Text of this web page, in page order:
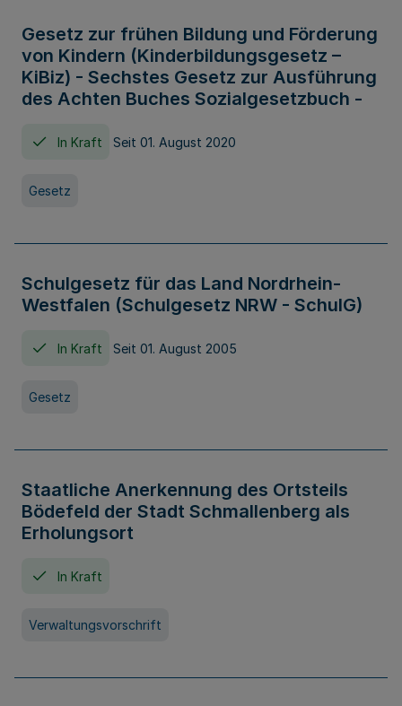
Gesetz zur frühen Bildung und Förderung
von Kindern (Kinderbildungsgesetz –
KiBiz) - Sechstes Gesetz zur Ausführung
des Achten Buches Sozialgesetzbuch -
In Kraft Seit 01. August 2020
Gesetz
Schulgesetz für das Land Nordrhein-
Westfalen (Schulgesetz NRW - SchulG)
In Kraft Seit 01. August 2005
Gesetz
Staatliche Anerkennung des Ortsteils
Bödefeld der Stadt Schmallenberg als
Erholungsort
In Kraft
Verwaltungsvorschrift